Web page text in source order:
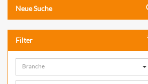
Neue Suche
Filter
Branche